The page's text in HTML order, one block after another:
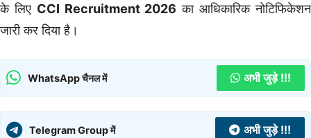
के लिए CCI Recruitment 2026 का आधिकारिक नोटिफिकेशन
जारी कर दिया है।
WhatsApp चैनल में अभी जुड़े !!!
Telegram Group में अभी जुड़े !!!